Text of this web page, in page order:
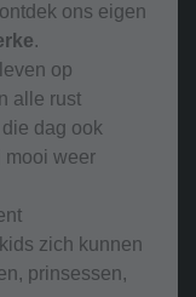
ons eigen
.
op
alle rust
dag ook
mooi weer
zich kunnen
prinsessen,